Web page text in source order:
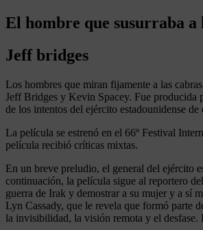
El hombre que susurraba a
Jeff bridges
Los hombres que miran fijamente a las
Jeff Bridges y Kevin Spacey. Fue producida
de los intentos del ejército estadounidense
La película se estrenó en el 66º Festival
película recibió críticas mixtas.
En un breve preludio, el general del ejército
continuación, la película sigue al reportero
guerra de Irak y demostrar a su mujer y a sí
Lyn Cassady, que le revela que formó parte
la invisibilidad, la visión remota y el desfase.